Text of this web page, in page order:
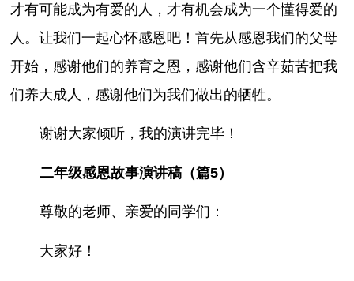
才有可能成为有爱的人，才有机会成为一个懂得爱的
人。让我们一起心怀感恩吧！首先从感恩我们的父母
开始，感谢他们的养育之恩，感谢他们含辛茹苦把我
们养大成人，感谢他们为我们做出的牺牲。
谢谢大家倾听，我的演讲完毕！
二年级感恩故事演讲稿（篇5）
尊敬的老师、亲爱的同学们：
大家好！